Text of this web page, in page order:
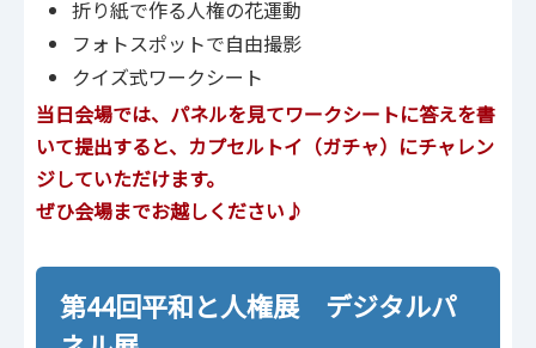
折り紙で作る人権の花運動
フォトスポットで自由撮影
クイズ式ワークシート
当日会場では、パネルを見てワークシートに答えを書
いて提出すると、カプセルトイ（ガチャ）にチャレン
ジしていただけます。
ぜひ会場までお越しください♪
第44回平和と人権展 デジタルパ